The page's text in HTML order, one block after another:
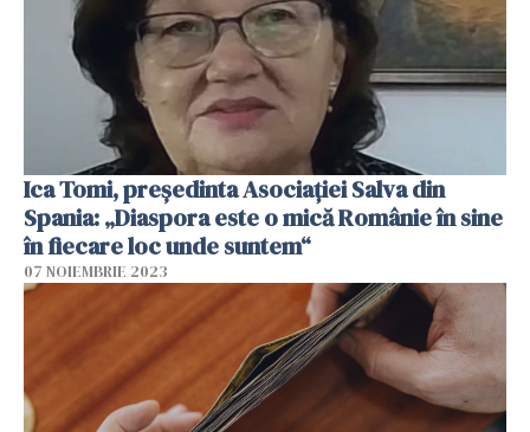
Ica Tomi, preşedinta Asociaţiei Salva din
Spania: „Diaspora este o mică Românie în sine
în fiecare loc unde suntem“
07 NOIEMBRIE 2023